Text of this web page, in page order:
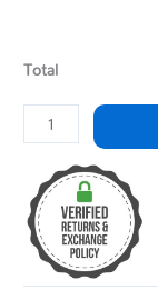
Total
SHORT
CELEBRATION
quantità